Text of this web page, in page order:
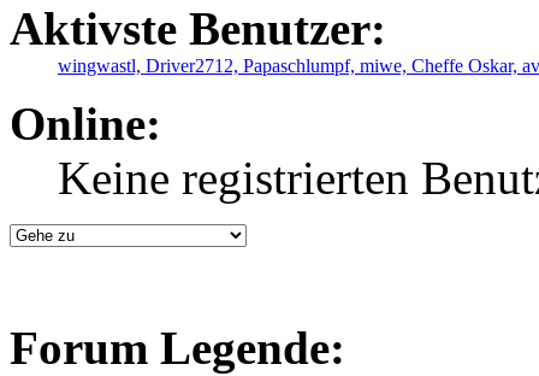
Aktivste Benutzer:
wingwastl, Driver2712, Papaschlumpf, miwe, Cheffe Oskar,
Online:
Keine registrierten
Forum Legende: